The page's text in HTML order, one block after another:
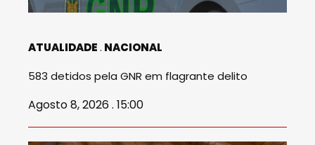
ATUALIDADE NACIONAL
583 detidos pela GNR em flagrante delito
Agosto 8, 2026 . 15:00